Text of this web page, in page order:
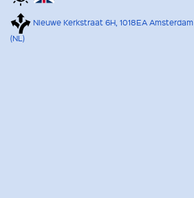
Nieuwe Kerkstraat 6H, 1018EA Amsterdam
(NL)